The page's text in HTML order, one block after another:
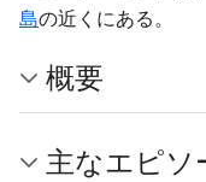
島の近くにある。
概要
主なエピソ